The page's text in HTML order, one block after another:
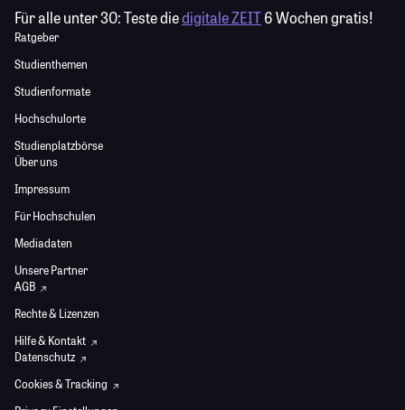
Für alle unter 30:Teste diedigitale ZEIT6 Wochen gratis!
Ratgeber
Studienthemen
Studienformate
Hochschulorte
Studienplatzbörse
Über uns
Impressum
Für Hochschulen
Mediadaten
Unsere Partner
AGB
Rechte & Lizenzen
Hilfe & Kontakt
Datenschutz
Cookies & Tracking